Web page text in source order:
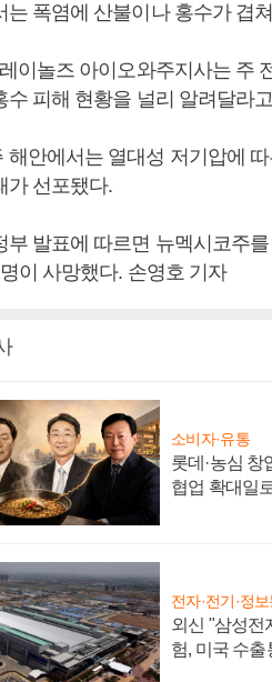
는 폭염에 산불이나 홍수가 겹
이놀즈 아이오와주지사는 주
수 피해 현황을 널리 알려달라
해안에서는 열대성 저기압에
가 선포됐다.
부 발표에 따르면 뉴멕시코주
이 사망했다. 손영호 기자
소비자·유통
롯데·농심 창
협업 확대일
전자·전기·정
외신 "삼성전
험, 미국 수출